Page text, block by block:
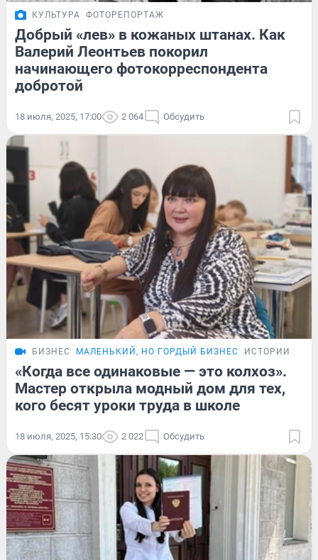
КУЛЬТУРА ФОТОРЕПОРТАЖ
Добрый «лев» в кожаных штанах. Как
Валерий Леонтьев покорил
начинающего фотокорреспондента
добротой
18 июля, 2025, 17:00 2 064 Обсудить
БИЗНЕС МАЛЕНЬКИЙ, НО ГОРДЫЙ БИЗНЕС ИСТОРИИ
«Когда все одинаковые — это колхоз».
Мастер открыла модный дом для тех,
кого бесят уроки труда в школе
18 июля, 2025, 15:30 2 022 Обсудить